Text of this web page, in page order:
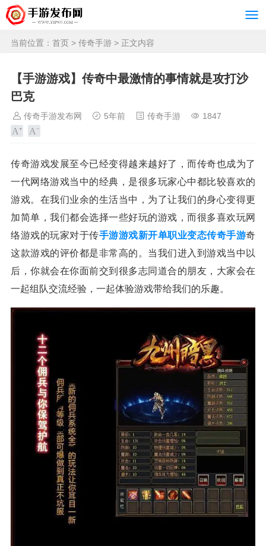
当前位置： 首页 > 传奇手游 > 正文内容
【手游游戏】传奇中最激情的事情就是攻打沙
巴克
传奇手游发布网 5年前 传奇手游 1847
传奇游戏发展至今已经变得越来越好了，而传奇也成为了
一代网络游戏当中的经典，是很多玩家心中都比较喜欢的
游戏。在我们业余的生活当中，为了让我们的身心变得更
加简单，我们都会选择一些好玩的游戏，而很多喜欢玩网
络游戏的玩家对于传手游游戏新开单职业变态传奇手游奇
这款游戏的评价都是非常高的。当我们进入到游戏当中以
后，你就会在你面前交到很多志同道合的朋友，大家会在
一起组队交流经验，一起体验游戏带给我们的乐趣。